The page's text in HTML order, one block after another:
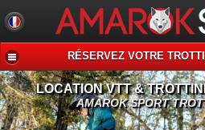
RÉSERVEZ VOTRE
LOCATION VTT &
AMAROK SPORT